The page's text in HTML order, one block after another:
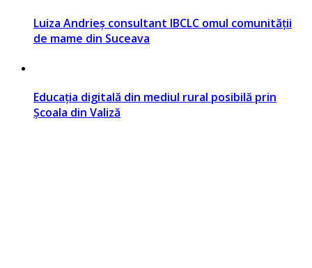
Luiza Andrieș consultant IBCLC omul comunității
de mame din Suceava
Educația digitală din mediul rural posibilă prin
Școala din Valiză